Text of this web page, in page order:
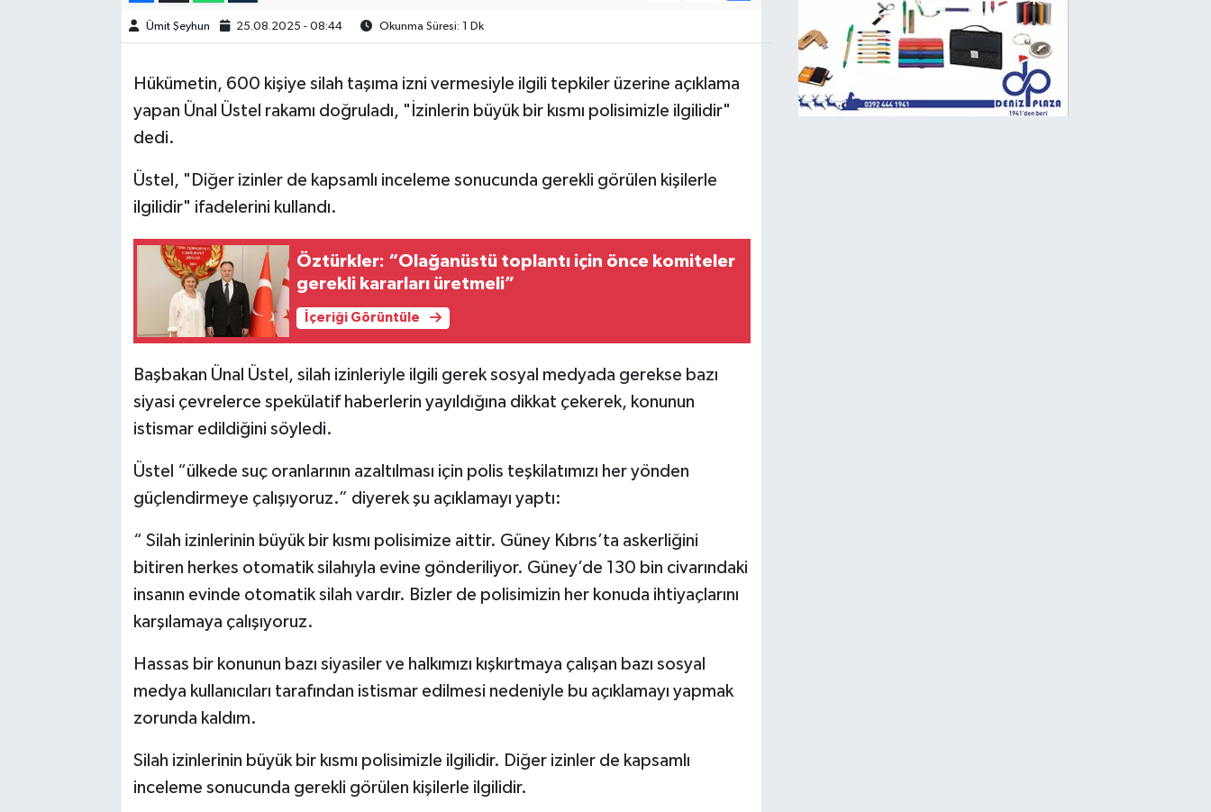
Ümit Şeyhun 25.08.2025 - 08:44 Okunma Süresi: 1 Dk
Hükümetin, 600 kişiye silah taşıma izni vermesiyle ilgili tepkiler üzerine açıklama
yapan Ünal Üstel rakamı doğruladı, "İzinlerin büyük bir kısmı polisimizle ilgilidir"
dedi.
Üstel, "Diğer izinler de kapsamlı inceleme sonucunda gerekli görülen kişilerle
ilgilidir" ifadelerini kullandı.
Öztürkler: “Olağanüstü toplantı için önce komiteler
gerekli kararları üretmeli”
İçeriği Görüntüle
Başbakan Ünal Üstel, silah izinleriyle ilgili gerek sosyal medyada gerekse bazı
siyasi çevrelerce spekülatif haberlerin yayıldığına dikkat çekerek, konunun
istismar edildiğini söyledi.
Üstel “ülkede suç oranlarının azaltılması için polis teşkilatımızı her yönden
güçlendirmeye çalışıyoruz.” diyerek şu açıklamayı yaptı:
“ Silah izinlerinin büyük bir kısmı polisimize aittir. Güney Kıbrıs’ta askerliğini
bitiren herkes otomatik silahıyla evine gönderiliyor. Güney’de 130 bin civarındaki
insanın evinde otomatik silah vardır. Bizler de polisimizin her konuda ihtiyaçlarını
karşılamaya çalışıyoruz.
Hassas bir konunun bazı siyasiler ve halkımızı kışkırtmaya çalışan bazı sosyal
medya kullanıcıları tarafından istismar edilmesi nedeniyle bu açıklamayı yapmak
zorunda kaldım.
Silah izinlerinin büyük bir kısmı polisimizle ilgilidir. Diğer izinler de kapsamlı
inceleme sonucunda gerekli görülen kişilerle ilgilidir.